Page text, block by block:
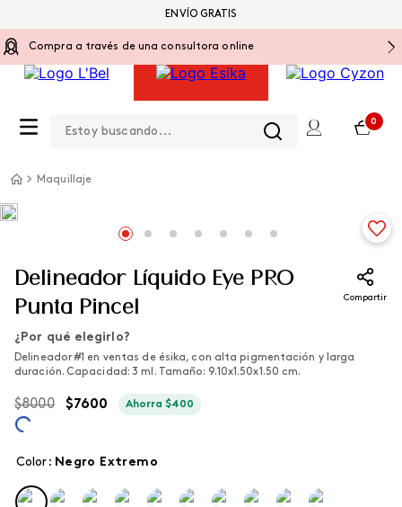
Compra a través de una consultora online
0
ENVÍO GRATIS
Maquillaje
Delineador Líquido Eye PRO
Punta Pincel
Compartir
¿Por qué elegirlo?
Delineador #1 en ventas de ésika, con alta pigmentación y larga
duración. Capacidad: 3 ml. Tamaño: 9.10x1.50x1.50 cm.
$8000 $7600 Ahorra $400
Color : negro extremo